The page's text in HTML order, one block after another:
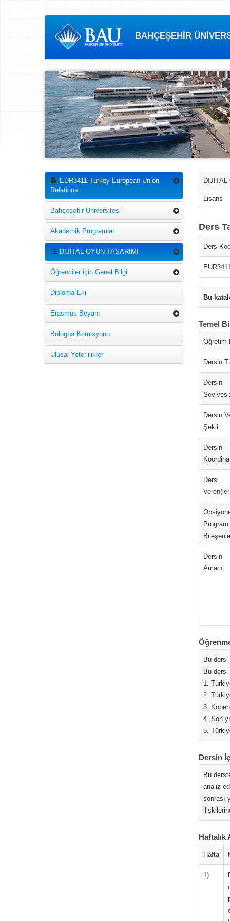
BAHÇEŞEHİR
EUR3411 Turkey European Union
Relations
Bahçeşehir Üniversitesi
Akademik Programlar
DİJİTAL OYUN TASARIMI
Öğrenciler için Genel Bilgi
Diploma Eki
Erasmus Beyanı
Bologna Komisyonu
Ulusal Yeterlilikler
DİJİTAL
Lisans
Ders
Ders
Bu
Temel
Öğretim
Dersin
Dersin
Seviyesi:
Dersin
Şekli:
Dersin
Dersi
Program
Dersin
Amacı:
Bu dersi
Bu dersi
1.
2.
3.
4. Son
5.
Dersin
Bu
analiz
sonrası
Haftalık
Hafta
1)